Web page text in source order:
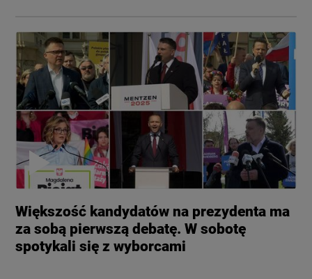
Większość kandydatów na prezydenta ma
za sobą pierwszą debatę. W sobotę
spotykali się z wyborcami